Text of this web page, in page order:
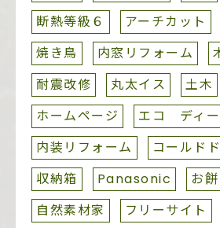
断熱等級６
アーチカット
焼き鳥
内窓リフォーム
耐震改修
丸太イス
土木
ホームページ
エコ ディー
内装リフォーム
コールド
収納箱
Panasonic
お
自然素材家
フリーサイト